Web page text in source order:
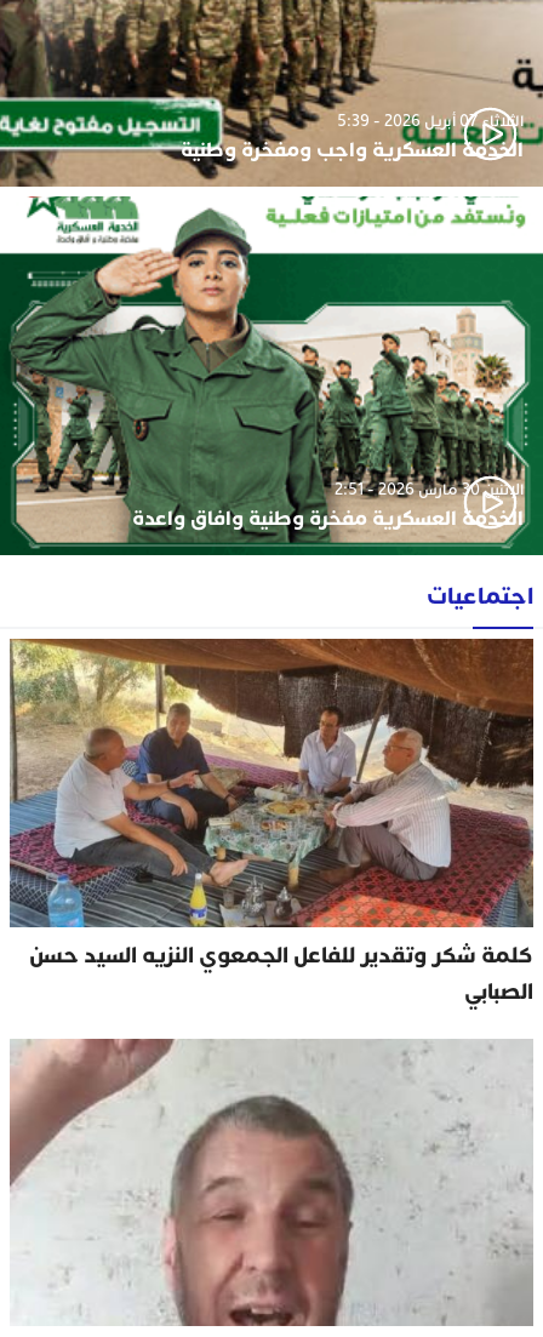
الثلاثاء 07 أبريل 2026 - 5:39
الخدمة العسكرية واجب ومفخرة وطنية
الإثنين 30 مارس 2026 - 2:51
الخدمة العسكرية مفخرة وطنية وافاق واعدة
اجتماعيات
كلمة شكر وتقدير للفاعل الجمعوي النزيه السيد حسن
الصبابي